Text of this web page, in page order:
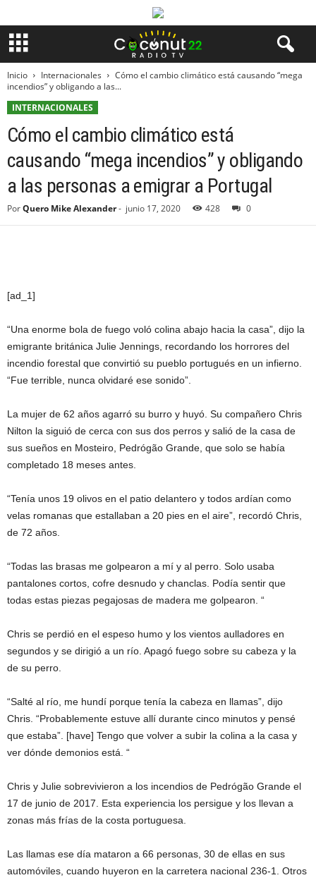
Inicio Internacionales
Cómo el cambio climático está causando “mega
incendios” y obligando a las...
INTERNACIONALES
Cómo el cambio climático está
causando “mega incendios” y obligando
a las personas a emigrar a Portugal
PorQuero Mike Alexander- junio 17, 2020 428 0
[ad_1]
“Una enorme bola de fuego voló colina abajo hacia la casa”, dijo la
emigrante británica Julie Jennings, recordando los horrores del
incendio forestal que convirtió su pueblo portugués en un infierno.
“Fue terrible, nunca olvidaré ese sonido”.
La mujer de 62 años agarró su burro y huyó. Su compañero Chris
Nilton la siguió de cerca con sus dos perros y salió de la casa de
sus sueños en Mosteiro, Pedrógão Grande, que solo se había
completado 18 meses antes.
“Tenía unos 19 olivos en el patio delantero y todos ardían como
velas romanas que estallaban a 20 pies en el aire”, recordó Chris,
de 72 años.
“Todas las brasas me golpearon a mí y al perro. Solo usaba
pantalones cortos, cofre desnudo y chanclas. Podía sentir que
todas estas piezas pegajosas de madera me golpearon. “
Chris se perdió en el espeso humo y los vientos aulladores en
segundos y se dirigió a un río. Apagó fuego sobre su cabeza y la
de su perro.
“Salté al río, me hundí porque tenía la cabeza en llamas”, dijo
Chris. “Probablemente estuve allí durante cinco minutos y pensé
que estaba”. [have] Tengo que volver a subir la colina a la casa y
ver dónde demonios está. “
Chris y Julie sobrevivieron a los incendios de Pedrógão Grande el
17 de junio de 2017. Esta experiencia los persigue y los llevan a
zonas más frías de la costa portuguesa.
Las llamas ese día mataron a 66 personas, 30 de ellas en sus
automóviles, cuando huyeron en la carretera nacional 236-1. Otros